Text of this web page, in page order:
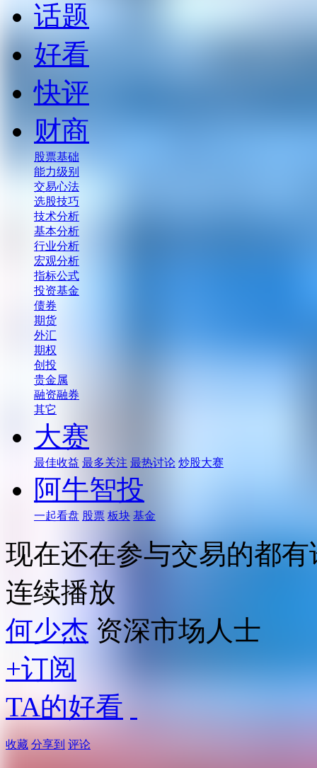
话题
好看
快评
财商
股票基础
能力级别
交易心法
选股技巧
技术分析
基本分析
行业分析
宏观分析
指标公式
投资基金
债券
期货
外汇
期权
创投
贵金属
融资融券
其它
大赛
最佳收益 最多关注 最热讨论 炒股大赛
阿牛智投
一起看盘 股票 板块 基金
现在还在参与交易的都有
连续播放
何少杰 资深市场人士
+订阅
TA的好看
收藏 分享到 评论